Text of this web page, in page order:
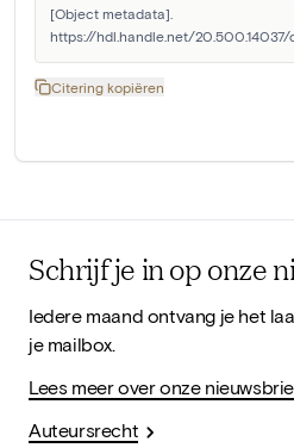
[Object metadata].
https://hdl.handle.net/20.500.14037/
Citering kopiëren
Schrijf je in op onze
Iedere maand ontvang je het
je mailbox.
Lees meer over onze
Auteursrecht